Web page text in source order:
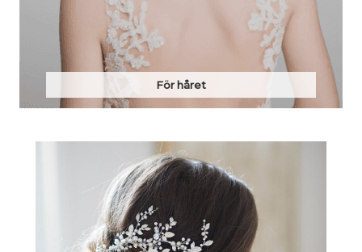
För håret